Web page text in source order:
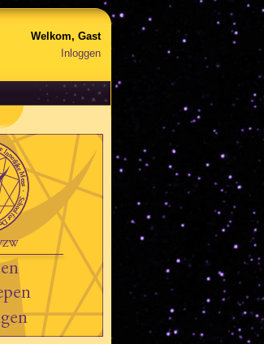
Welkom, Gast
Inloggen